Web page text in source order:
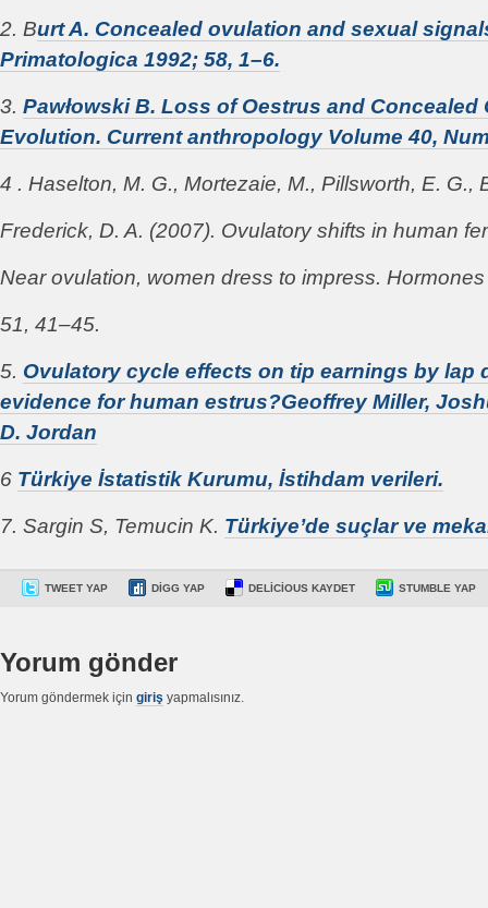
2. Burt A. Concealed ovulation and sexual
Primatologica 1992; 58, 1–6.
3. Pawłowski B. Loss of Oestrus and
Evolution. Current anthropology Volume 40,
4 . Haselton, M. G., Mortezaie, M., Pillsworth, E. G.,
Frederick, D. A. (2007). Ovulatory shifts in human
Near ovulation, women dress to impress.
51, 41–45.
5. Ovulatory cycle effects on tip earnings by lap
evidence for human estrus?Geoffrey Miller,
D. Jordan
6 Türkiye İstatistik Kurumu, İstihdam verileri.
7. Sargin S, Temucin K. Türkiye’de suçlar ve
TWEET YAP DIGG YAP DELICIOUS KAYDET STUMBLE YAP
Yorum gönder
Yorum göndermek için giriş yapmalısınız.